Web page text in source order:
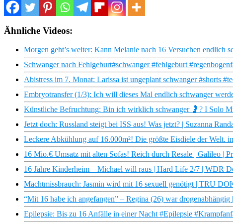
Ähnliche Videos:
Morgen geht’s weiter: Kann Melanie nach 16 Versuchen endlich
Schwanger nach Fehlgeburt#schwanger #fehlgeburt
Abistress im 7. Monat: Larissa ist ungeplant schwanger #shorts
Embryotransfer (1/3): Ich will dieses Mal endlich schwanger
Künstliche Befruchtung: Bin ich wirklich schwanger 🤰? I Solo
Jetzt doch: Russland steigt bei ISS aus! Was jetzt? | Suzanna
Leckere Abkühlung auf 16.000m²! Die größte Eisdiele der Welt.
16 Mio.€ Umsatz mit alten Sofas! Reich durch Resale | Galileo |
16 Jahre Kinderheim – Michael will raus | Hard Life 2/7 | WDR
Machtmissbrauch: Jasmin wird mit 16 sexuell genötigt | TRU
“Mit 16 habe ich angefangen” – Regina (26) war
Epilepsie: Bis zu 16 Anfälle in einer Nacht #Epilepsie